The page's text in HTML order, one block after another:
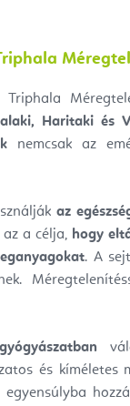
Haritaki és
nemcsak az
az
a célja, hogy
. A
és kíméletes
egyensúlyba